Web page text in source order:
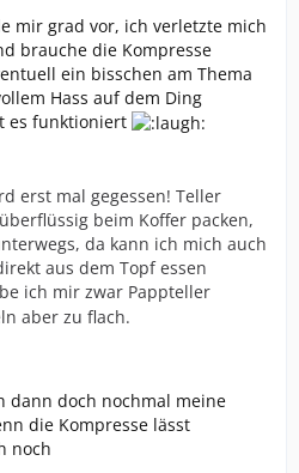
mir grad vor, ich verletzte mich
brauche die Kompresse
ein bisschen am Thema
Hass auf dem Ding
es funktioniert
erst mal gegessen! Teller
beim Koffer packen,
da kann ich mich auch
aus dem Topf essen
ich mir zwar Pappteller
aber zu flach.
dann doch nochmal meine
die Kompresse lässt
noch